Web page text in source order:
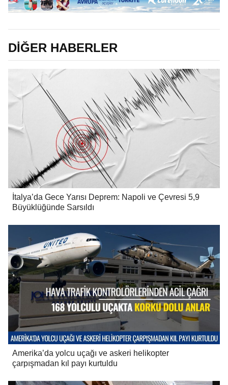
DİĞER HABERLER
İtalya’da Gece Yarısı Deprem: Napoli ve Çevresi 5,9
Büyüklüğünde Sarsıldı
Amerika’da yolcu uçağı ve askeri helikopter
çarpışmadan kıl payı kurtuldu